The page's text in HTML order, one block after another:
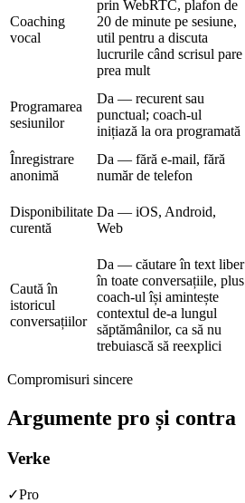
Coaching
vocal
prin WebRTC, plafon de
20 de minute pe sesiune,
util pentru a discuta
lucrurile când scrisul pare
prea mult
Programarea
sesiunilor
Da — recurent sau
punctual; coach-ul
inițiază la ora programată
Înregistrare
anonimă
Da — fără e-mail, fără
număr de telefon
Disponibilitate
curentă
Da — iOS, Android,
Web
Caută în
istoricul
conversațiilor
Da — căutare în text liber
în toate conversațiile, plus
coach-ul își amintește
contextul de-a lungul
săptămânilor, ca să nu
trebuiască să reexplici
Compromisuri sincere
Argumente pro și contra
Verke
✓Pro